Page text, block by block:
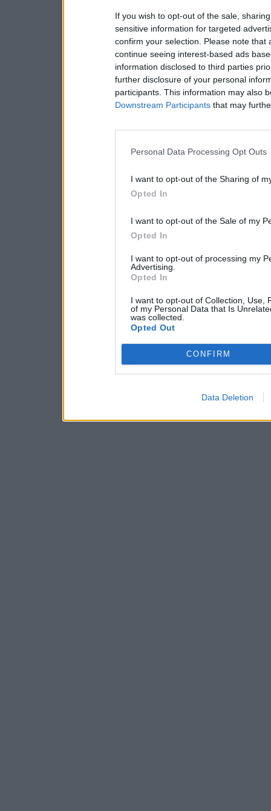
If you wish to opt-out of the sale,
sensitive information for targeted
confirm your selection. Please note
continue seeing interest-based ads
information disclosed to third parties
further disclosure of your personal
participants. This information may also
Downstream Participants that may
Personal Data Processing Opt Outs
I want to opt-out of the Sharing of
Opted In
I want to opt-out of the Sale of my
Opted In
I want to opt-out of processing my
Advertising.
Opted In
I want to opt-out of Collection, Use,
of my Personal Data that Is
was collected.
Opted Out
CONFIRM
Data Deletion